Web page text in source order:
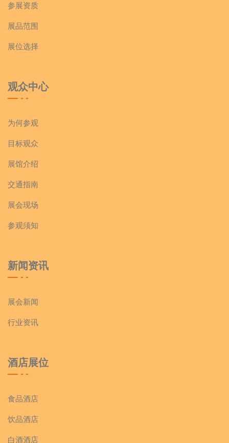
参展资质
展品范围
展位选择
观众中心
为何参观
目标观众
展馆介绍
交通指南
展会现场
参观须知
新闻资讯
展会新闻
行业资讯
酒店展位
食品酒店
饮品酒店
白酒酒店